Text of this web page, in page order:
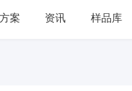
方案 资讯 样品库